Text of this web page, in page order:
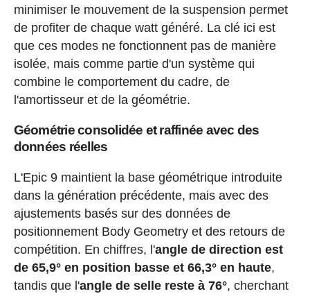
minimiser le mouvement de la suspension permet
de profiter de chaque watt généré. La clé ici est
que ces modes ne fonctionnent pas de manière
isolée, mais comme partie d'un système qui
combine le comportement du cadre, de
l'amortisseur et de la géométrie.
Géométrie consolidée et raffinée avec des
données réelles
L'Epic 9 maintient la base géométrique introduite
dans la génération précédente, mais avec des
ajustements basés sur des données de
positionnement Body Geometry et des retours de
compétition. En chiffres, l'angle de direction est
de 65,9° en position basse et 66,3° en haute,
tandis que l'angle de selle reste à 76°, cherchant